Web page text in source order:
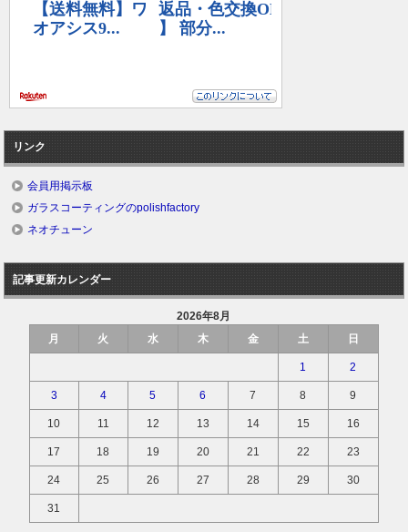
リンク
会員用掲示板
ガラスコーティングのpolishfactory
ネオチューン
記事更新カレンダー
2026年8月
月
火 水 木 金 土 日
1 2
3 4 5 6 7 8 9
10 11 12 13 14 15 16
17 18 19 20 21 22 23
24 25 26 27 28 29 30
31